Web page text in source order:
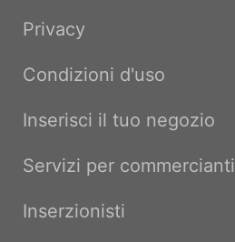
Privacy
Condizioni d'uso
Inserisci il tuo negozio
Servizi per commercianti
Inserzionisti